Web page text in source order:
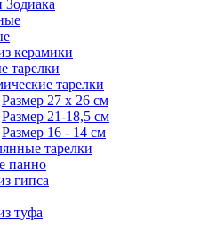
Зодиака
керамики
тарелки
тарелки
Размер 27 х 26 см
Размер 21-18,5 см
Размер 16 - 14 см
тарелки
панно
гипса
туфа